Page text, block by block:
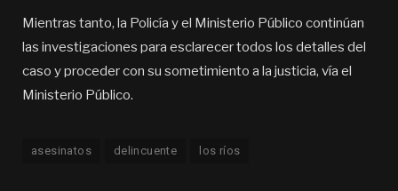
Mientras tanto, la Policía y el Ministerio Público continúan
las investigaciones para esclarecer todos los detalles del
caso y proceder con su sometimiento a la justicia, vía el
Ministerio Público.
asesinatos delincuente los ríos